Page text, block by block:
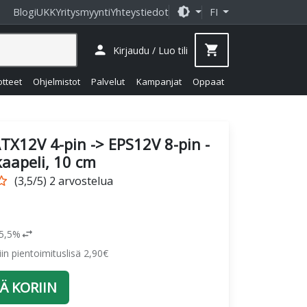
BlogiUKKYritysmyyntiYhteystiedot brightness_medium FI
Ohjelmistot Palvelut Kampanjat Oppaat
person Kirjaudu / Luo tili shopping_cart
4-pin -> EPS12V 8-pin -
10 cm
(3,5/5) 2 arvostelua
swap_horiz
pientoimituslisä 2,90€
KORIIN